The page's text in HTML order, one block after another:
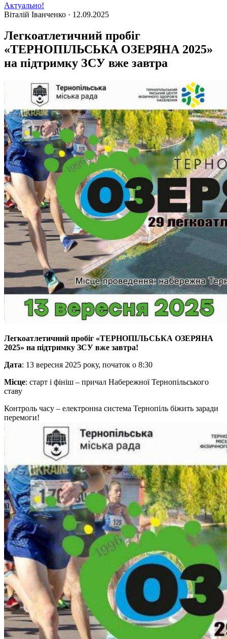
Актуально!
Віталій Іванченко · 12.09.2025
Легкоатлетичний пробіг
«ТЕРНОПІЛЬСЬКА ОЗЕРЯНА 2025»
на підтримку ЗСУ вже завтра
Легкоатлетичний пробіг «ТЕРНОПІЛЬСЬКА ОЗЕРЯНА
2025» на підтримку ЗСУ вже завтра!
Дата: 13 вересня 2025 року, початок о 8:30
Місце: старт і фініш – причал Набережної Тернопільського
ставу
Контроль часу – електронна система Тернопіль біжить заради
перемоги!